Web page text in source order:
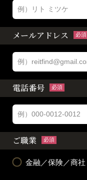
メールアドレス 必須
電話番号 必須
ご職業 必須
金融／保険／商社